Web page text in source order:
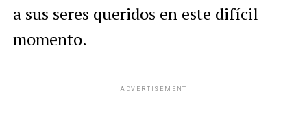
a sus seres queridos en este difícil
momento.
ADVERTISEMENT